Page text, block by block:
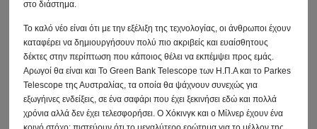
στο διάστημα.
Το καλό νέο είναι ότι με την εξέλιξη της τεχνολογίας, οι άνθρωποι έχουν
καταφέρει να δημιουργήσουν πολύ πιο ακριβείς και ευαίσθητους
δέκτες στην περίπτωση που κάποιος θέλει να εκπέμψει προς εμάς.
Αρωγοί θα είναι και Το Green Bank Telescope των Η.Π.Α και το Parkes
Telescope της Αυστραλίας, τα οποία θα ψάχνουν συνεχώς για
εξωγήινες ενδείξεις, σε ένα σαφάρι που έχει ξεκινήσει εδώ και πολλά
χρόνια αλλά δεν έχει τελεσφορήσει. Ο Χόκινγκ και ο Μίλνερ έχουν ένα